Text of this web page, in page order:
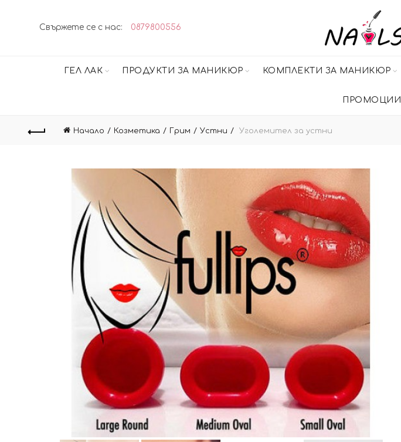
Свържете се с нас: 0879800556
ГЕЛ ЛАК ПРОДУКТИ ЗА МАНИКЮР КОМПЛЕКТИ ЗА МАНИКЮР
ПРОМОЦИИ
Начало Козметика Грим Устни Уголемител за устни